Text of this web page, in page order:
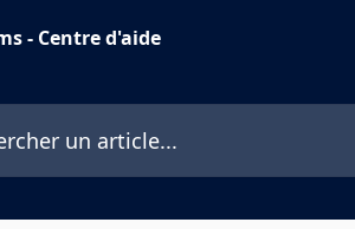
article...